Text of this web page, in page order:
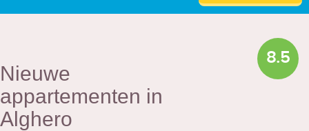
8.5
Nieuwe
appartementen in
Alghero